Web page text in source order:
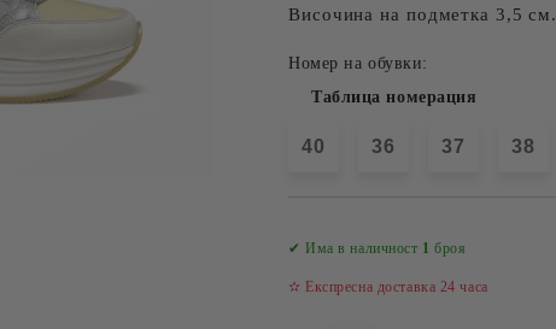
Височина на подметка 3,5 см.
Номер на обувки:
Таблица номерация
40 36 37 38
✔ Има в наличност 1 броя
✫ Експресна доставка 24 часа